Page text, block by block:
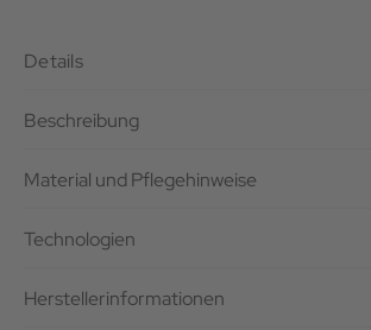
Details
Beschreibung
Material und Pflegehinweise
Technologien
Herstellerinformationen